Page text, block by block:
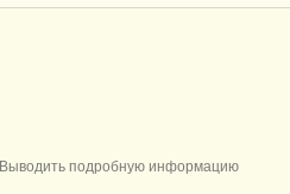
Выводить подробную информацию